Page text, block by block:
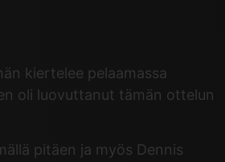
kiertelee pelaamassa
oli luovuttanut tämän ottelun
pitäen ja myös Dennis